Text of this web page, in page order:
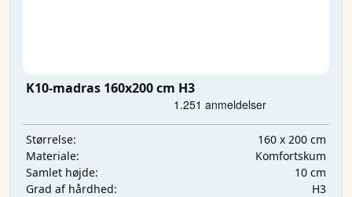
K10-madras 160x200 cm H3
Størrelse:
160 x 200 cm
Materiale:
Komfortskum
Samlet højde:
10 cm
Grad af hårdhed:
H3